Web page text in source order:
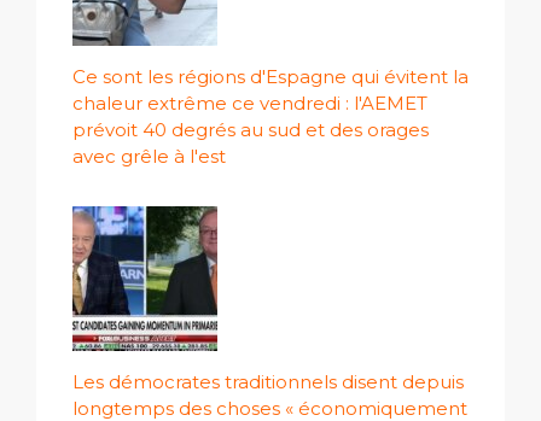
Ce sont les régions d'Espagne qui évitent la
chaleur extrême ce vendredi : l'AEMET
prévoit 40 degrés au sud et des orages
avec grêle à l'est
Les démocrates traditionnels disent depuis
longtemps des choses « économiquement